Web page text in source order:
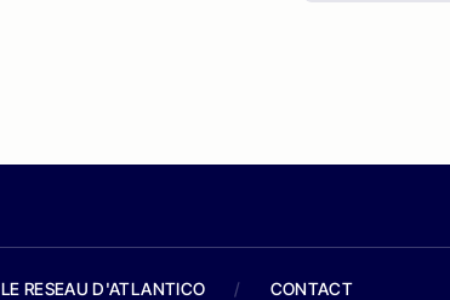
LE RESEAU D'ATLANTICO / CONTACT